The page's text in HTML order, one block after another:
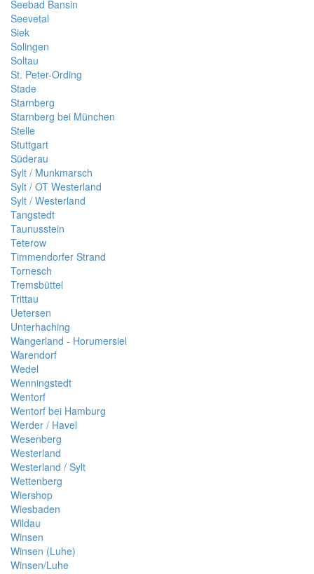
Seebad Bansin
Seevetal
Siek
Solingen
Soltau
St. Peter-Ording
Stade
Starnberg
Starnberg bei München
Stelle
Stuttgart
Süderau
Sylt / Munkmarsch
Sylt / OT Westerland
Sylt / Westerland
Tangstedt
Taunusstein
Teterow
Timmendorfer Strand
Tornesch
Tremsbüttel
Trittau
Uetersen
Unterhaching
Wangerland - Horumersiel
Warendorf
Wedel
Wenningstedt
Wentorf
Wentorf bei Hamburg
Werder / Havel
Wesenberg
Westerland
Westerland / Sylt
Wettenberg
Wiershop
Wiesbaden
Wildau
Winsen
Winsen (Luhe)
Winsen/Luhe